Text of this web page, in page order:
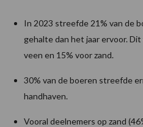
In 2023 streefde 21% van de
gehalte dan het jaar ervoor.
veen en 15% voor zand.
30% van de boeren streefde
handhaven.
Vooral deelnemers op zand